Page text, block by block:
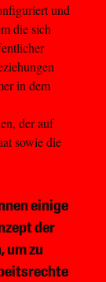
und
die sich
in dem
der auf
sowie die
einige
der
um zu